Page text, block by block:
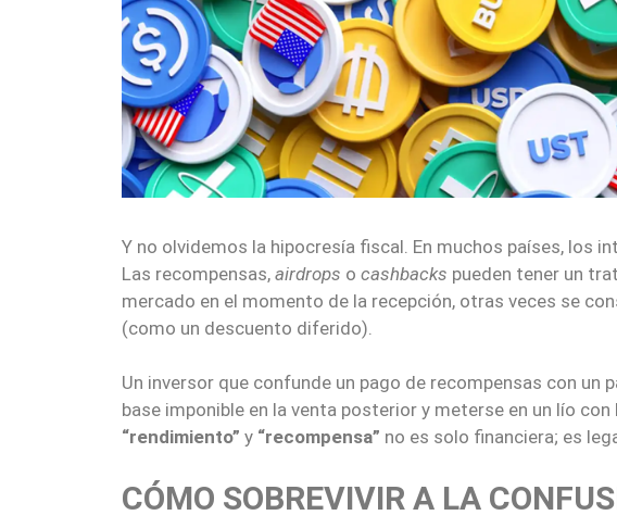
Y no olvidemos la hipocresía fiscal. En muchos países, los
Las recompensas, airdrops o cashbacks pueden tener un
mercado en el momento de la recepción, otras veces se
(como un descuento diferido).
Un inversor que confunde un pago de recompensas con un
base imponible en la venta posterior y meterse en un lío
“rendimiento” y “recompensa” no es solo financiera; es
CÓMO SOBREVIVIR A LA